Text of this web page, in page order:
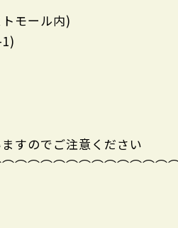
モール内)
すのでご注意ください